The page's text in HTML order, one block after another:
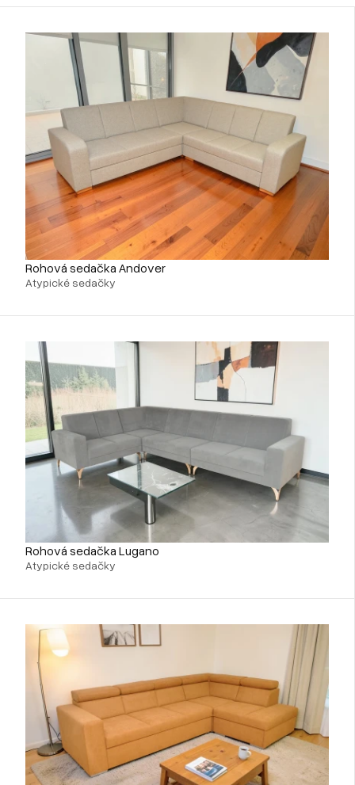
Rohová sedačka Andover
Atypické sedačky
Rohová sedačka Lugano
Atypické sedačky